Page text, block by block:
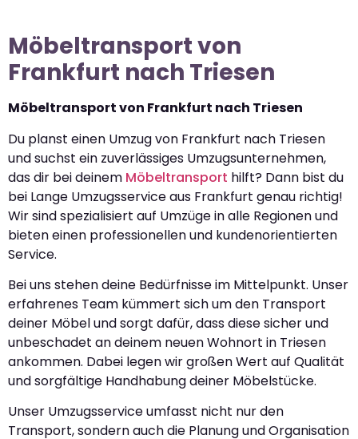
Möbeltransport von
Frankfurt nach Triesen
Möbeltransport von Frankfurt nach Triesen
Du planst einen Umzug von Frankfurt nach Triesen
und suchst ein zuverlässiges Umzugsunternehmen,
das dir bei deinem Möbeltransport hilft? Dann bist du
bei Lange Umzugsservice aus Frankfurt genau richtig!
Wir sind spezialisiert auf Umzüge in alle Regionen und
bieten einen professionellen und kundenorientierten
Service.
Bei uns stehen deine Bedürfnisse im Mittelpunkt. Unser
erfahrenes Team kümmert sich um den Transport
deiner Möbel und sorgt dafür, dass diese sicher und
unbeschadet an deinem neuen Wohnort in Triesen
ankommen. Dabei legen wir großen Wert auf Qualität
und sorgfältige Handhabung deiner Möbelstücke.
Unser Umzugsservice umfasst nicht nur den
Transport, sondern auch die Planung und Organisation